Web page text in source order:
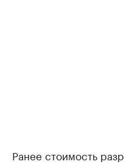
Ранее стоимость